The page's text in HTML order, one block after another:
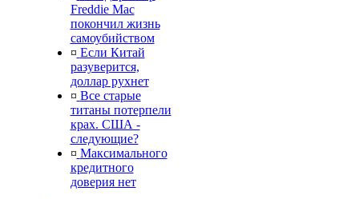
Freddie Mac
покончил жизнь
самоубийством
¤ Если Китай
разуверится,
доллар рухнет
¤ Все старые
титаны потерпели
крах. США -
следующие?
¤ Максимального
кредитного
доверия нет